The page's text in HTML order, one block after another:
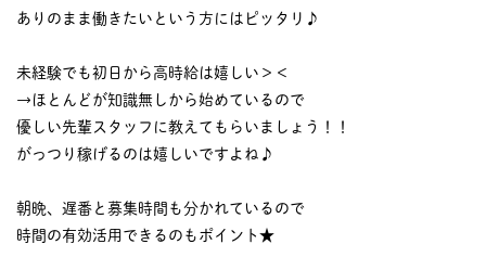
ありのまま働きたいという方にはピッタリ♪
未経験でも初日から高時給は嬉しい＞＜
→ほとんどが知識無しから始めているので
優しい先輩スタッフに教えてもらいましょう！！
がっつり稼げるのは嬉しいですよね♪
朝晩、遅番と募集時間も分かれているので
時間の有効活用できるのもポイント★